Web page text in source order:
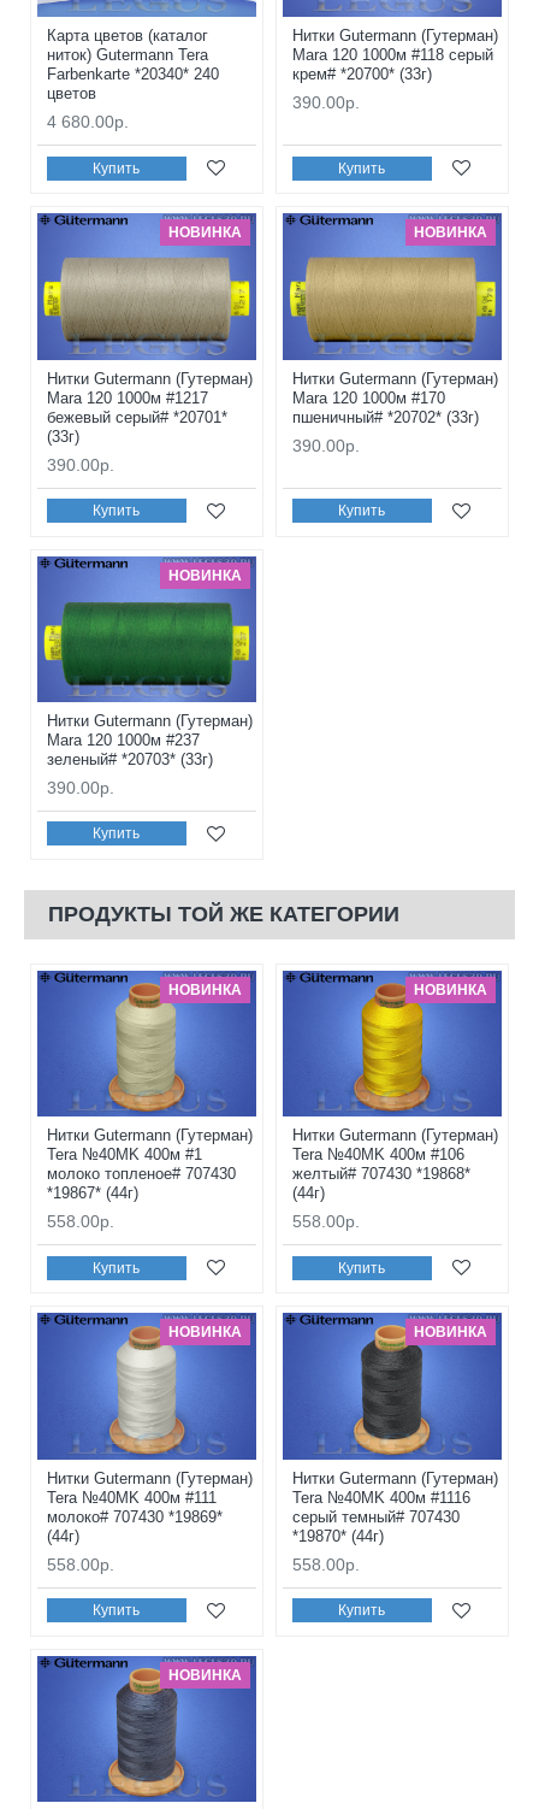
Карта цветов (каталог
ниток) Gutermann Tera
Farbenkarte *20340* 240
цветов
4 680.00р.
Купить
Нитки Gutermann (Гутерман)
Mara 120 1000м #118 серый
крем# *20700* (33г)
390.00р.
Купить
НОВИНКА
Нитки Gutermann (Гутерман)
Mara 120 1000м #1217
бежевый серый# *20701*
(33г)
390.00р.
Купить
НОВИНКА
Нитки Gutermann (Гутерман)
Mara 120 1000м #170
пшеничный# *20702* (33г)
390.00р.
Купить
НОВИНКА
Нитки Gutermann (Гутерман)
Mara 120 1000м #237
зеленый# *20703* (33г)
390.00р.
Купить
ПРОДУКТЫ ТОЙ ЖЕ КАТЕГОРИИ
НОВИНКА
Нитки Gutermann (Гутерман)
Tera №40MK 400м #1
молоко топленое# 707430
*19867* (44г)
558.00р.
Купить
НОВИНКА
Нитки Gutermann (Гутерман)
Tera №40MK 400м #106
желтый# 707430 *19868*
(44г)
558.00р.
Купить
НОВИНКА
Нитки Gutermann (Гутерман)
Tera №40MK 400м #111
молоко# 707430 *19869*
(44г)
558.00р.
Купить
НОВИНКА
Нитки Gutermann (Гутерман)
Tera №40MK 400м #1116
серый темный# 707430
*19870* (44г)
558.00р.
Купить
НОВИНКА